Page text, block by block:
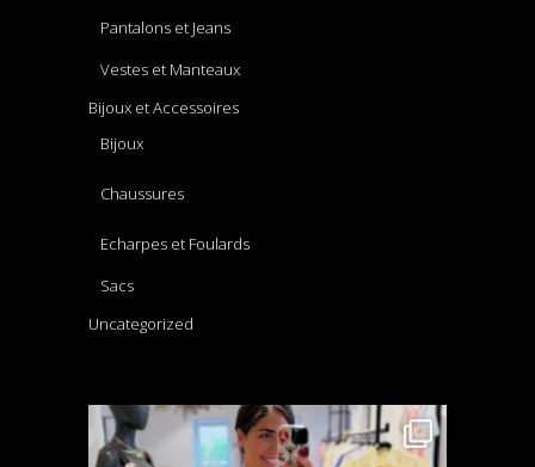
Pantalons et Jeans
Vestes et Manteaux
Bijoux et Accessoires
Bijoux
Chaussures
Echarpes et Foulards
Sacs
Uncategorized